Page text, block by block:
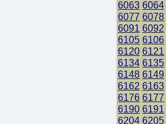
6063 6064
6077 6078
6091 6092
6105 6106
6120 6121
6134 6135
6148 6149
6162 6163
6176 6177
6190 6191
6204 6205